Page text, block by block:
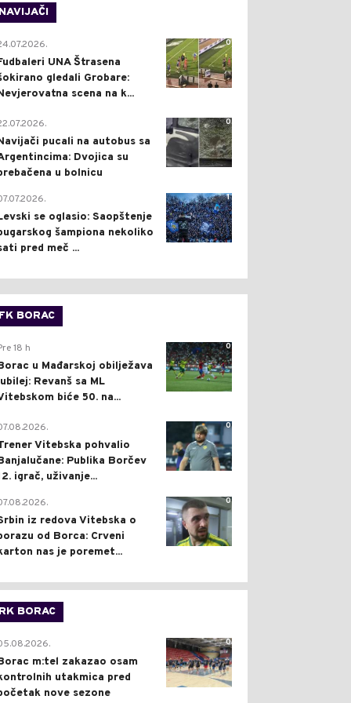
NAVIJAČI
0
UNA Štrasena
gledali Grobare:
scena na k...
0
pucali na autobus sa
Dvojica su
u bolnicu
1
se oglasio: Saopštenje
šampiona nekoliko
pred meč ...
FK BORAC
0
18 h
u Mađarskoj obilježava
Revanš sa ML
biće 50. na...
0
Vitebska pohvalio
Publika Borčev
igrač, uživanje...
0
iz redova Vitebska o
od Borca: Crveni
nas je poremet...
RK BORAC
0
m:tel zakazao osam
utakmica pred
nove sezone